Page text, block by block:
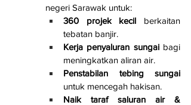
negeri Sarawak untuk:
360 projek kecil berkaitan
tebatan banjir.
Kerja penyaluran sungai bagi
meningkatkan aliran air.
Penstabilan tebing sungai
untuk mencegah hakisan.
Naik taraf saluran air &